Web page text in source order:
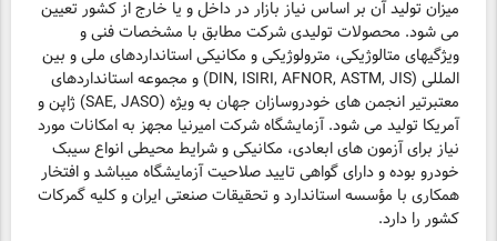
میزان تولید آن بر اساس نیاز بازار در داخل و یا خارج از کشور تعیین
می شود. محصولات تولیدی شرکت مطابق با مشخصات فنی و
ویژگیهای متالوژیکی، مترولوژیکی و مکانیکی استانداردهای ملی و بین
المللی (DIN, ISIRI, AFNOR, ASTM, JIS) و مجموعه استانداردهای
معتبرتیر انجمن های خودروسازان جهان به ویژه (SAE, JASO) ژاپن و
آمریکا تولید می شود. آزمایشگاه شرکت امیرنیا مجهز به امکانات مورد
نیاز برای آزمون های ابعادی، مکانیکی و شرایط محیطی انواع سیبک
خودرو بوده و دارای گواهی تایید صلاحیت آزمایشگاه میباشد و افتخار
همکاری با مؤسسه استاندارد و تحقیقات صنعتی ایران و کلیه گمرکات
کشور را دارد.